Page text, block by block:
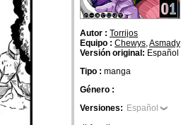
Autor : Torrijos
Equipo : Chewys,Asmady
Versión original: Español
Tipo : manga
Género :
Versiones: Español